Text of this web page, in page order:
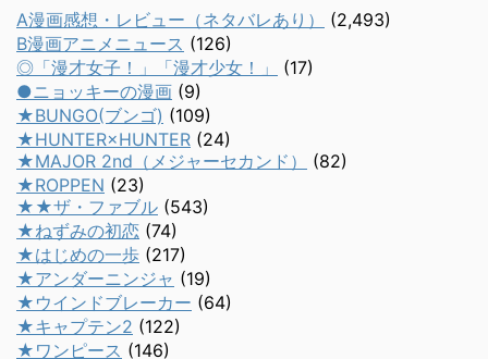
A漫画感想・レビュー（ネタバレあり）
(2,493)
B漫画アニメニュース (126)
◎「漫才女子！」「漫才少女！」
(17)
●ニョッキーの漫画 (9)
★BUNGO(ブンゴ) (109)
★HUNTER×HUNTER (24)
★MAJOR 2nd（メジャーセカンド）
(82)
★ROPPEN (23)
★★ザ・ファブル (543)
★ねずみの初恋 (74)
★はじめの一歩 (217)
★アンダーニンジャ (19)
★ウインドブレーカー (64)
★キャプテン2 (122)
★ワンピース (146)